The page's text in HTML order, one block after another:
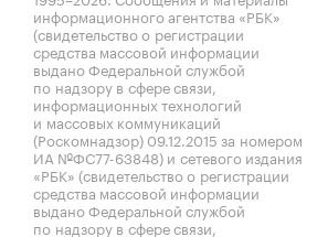
информационного агентства «РБК»
(свидетельство о регистрации
средства массовой информации
выдано Федеральной службой
по надзору в сфере связи,
информационных технологий
и массовых коммуникаций
(Роскомнадзор) 09.12.2015 за номером
ИА №ФС77-63848) и сетевого издания
«РБК» (свидетельство о регистрации
средства массовой информации
выдано Федеральной службой
по надзору в сфере связи,